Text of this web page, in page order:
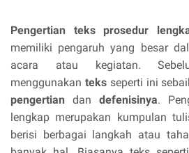
Pengertian teks prosedur
memiliki pengaruh yang besar
acara atau kegiatan.
menggunakan teks seperti ini
pengertian dan defenisinya.
lengkap merupakan kumpulan
berisi berbagai langkah atau